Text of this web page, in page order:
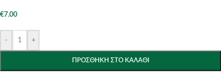
€7.00
- +
ΠΡΟΣΘΉΚΗ ΣΤΟ ΚΑΛΆΘΙ